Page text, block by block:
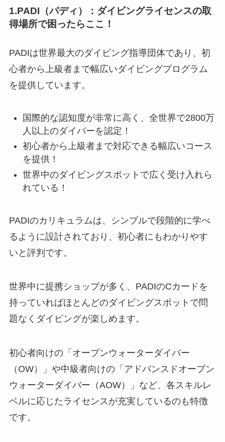
1.PADI（パディ）：ダイビングライセンスの取
得場所で困ったらここ！
PADIは世界最大のダイビング指導団体であり、初
心者から上級者まで幅広いダイビングプログラム
を提供しています。
国際的な認知度が非常に高く、全世界で2800万
人以上のダイバーを認定！
初心者から上級者まで対応できる幅広いコース
を提供！
世界中のダイビングスポットで広く受け入れら
れている！
PADIのカリキュラムは、シンプルで段階的に学べ
るように設計されており、初心者にもわかりやす
いと評判です。
世界中に提携ショップが多く、PADIのCカードを
持っていればほとんどのダイビングスポットで問
題なくダイビングが楽しめます。
初心者向けの「オープンウォーターダイバー
（OW）」や中級者向けの「アドバンスドオープン
ウォーターダイバー（AOW）」など、各スキルレ
ベルに応じたライセンスが充実しているのも特徴
です。